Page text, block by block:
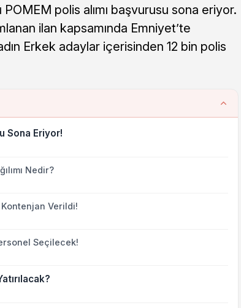
polis alımı başvurusu sona eriyor.
ilan kapsamında Emniyet’te
Erkek adaylar içerisinden 12 bin polis
Sona Eriyor!
Nedir?
Verildi!
Seçilecek!